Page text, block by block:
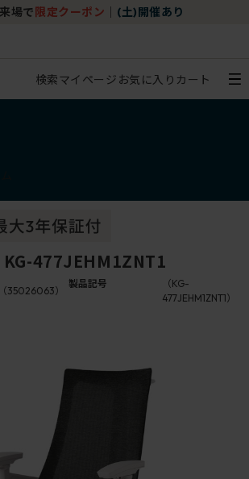
場で 限定クーポン (土)開催あり
検索マイページ お気に入り カート
KG-477JEHM1ZNT1
（35026063）
製品記号
（KG-
477JEHM1ZNT1）